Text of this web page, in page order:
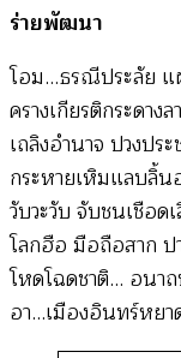
ร่ายพัฒนา
โอม…ธรณีประลัย
ครางเกียรติกระดา
เถลิงอำนาจ ปวงปร
กระหายเหิมแลบลิ้น
วับวะวับ จับชนเชือ
โลกฮือ มือถือสาก
โหดโฉดชาติ… อนา
อา…เมืองอินทร์หยา